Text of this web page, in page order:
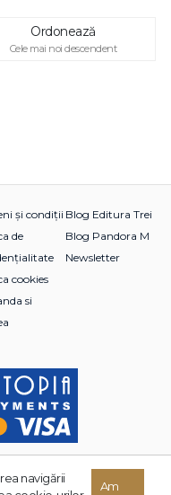
Ordonează
Cele mai noi descendent
și condiții
de
cookies
si
Blog Editura Trei
Blog Pandora M
Newsletter
drepturile rezervate.
navigării
Am